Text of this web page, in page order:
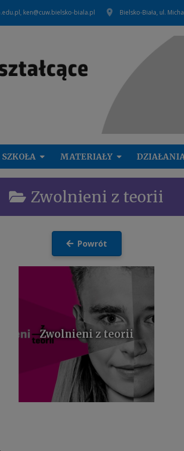
ken@cuw.bielsko-biala.pl Bielsko-Biała, ul.
SZKOŁA MATERIAŁY
Zwolnieni z teorii
Powrót
Zwolnieni z teorii